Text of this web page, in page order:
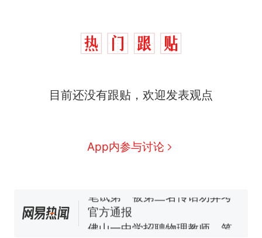
目前还没有跟贴，欢迎发表观点
App内参与讨论
人生
新 费大厨“全国小炒肉大王”称
号，仅凭视频评出？中国烹饪
佛山一中学招聘物理教师，笔
试前13名均遭淘汰？教育局：